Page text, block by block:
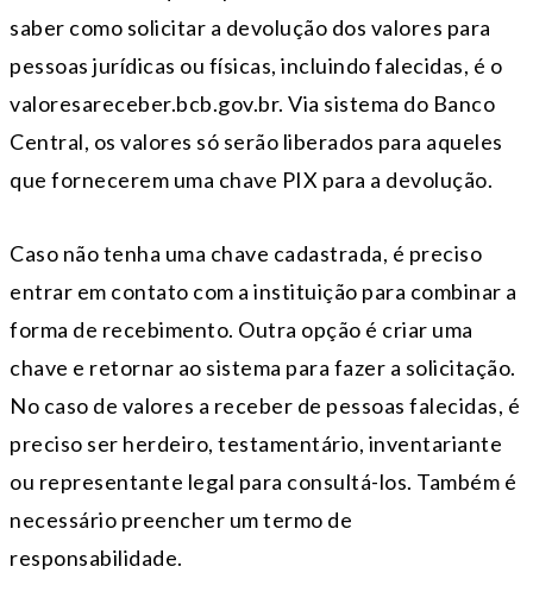
saber como solicitar a devolução dos valores para
pessoas jurídicas ou físicas, incluindo falecidas, é o
valoresareceber.bcb.gov.br. Via sistema do Banco
Central, os valores só serão liberados para aqueles
que fornecerem uma chave PIX para a devolução.
Caso não tenha uma chave cadastrada, é preciso
entrar em contato com a instituição para combinar a
forma de recebimento. Outra opção é criar uma
chave e retornar ao sistema para fazer a solicitação.
No caso de valores a receber de pessoas falecidas, é
preciso ser herdeiro, testamentário, inventariante
ou representante legal para consultá-los. Também é
necessário preencher um termo de
responsabilidade.